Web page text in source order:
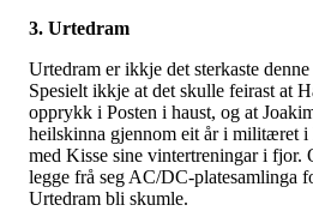
3. Urtedram
Urtedram er ikkje det sterkaste
Spesielt ikkje at det skulle feirast at
opprykk i Posten i haust, og at
heilskinna gjennom eit år i militæret
med Kisse sine vintertreningar i fjor.
legge frå seg AC/DC-platesamlinga
Urtedram bli skumle.